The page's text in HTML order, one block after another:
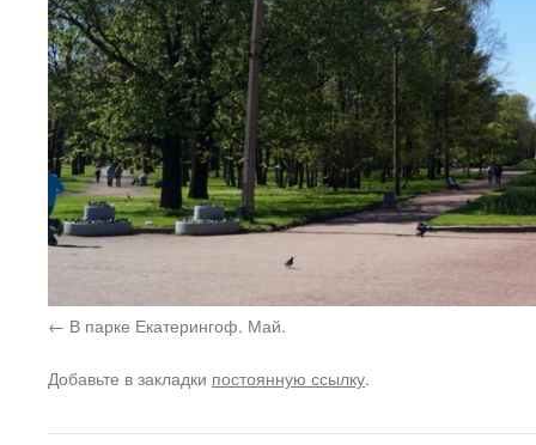
В парке Екатерингоф. Май.
Добавьте в закладки постоянную ссылку.